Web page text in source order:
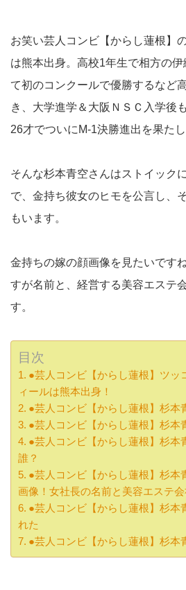
お笑い芸人コンビ【からし蓮根】
は熊本出身。高校1年生で相方の
て初のコンクールで優勝するなど
き、大学進学＆大阪ＮＳＣ入学後
26才でついにM-1決勝進出を果たし
そんな杉本青空さんはストイック
で、金持ち彼女のヒモを公言し、
もいます。
金持ちの嫁の顔画像を見たいです
すが名前と、経営する美容エステ
す。
目次
●芸人コンビ【からし蓮根】ツッ
ィールは熊本出身！
●芸人コンビ【からし蓮根】杉
●芸人コンビ【からし蓮根】杉
●芸人コンビ【からし蓮根】杉
誰？
●芸人コンビ【からし蓮根】杉
画像！女社長の名前と美容エステ会
●芸人コンビ【からし蓮根】杉
れた
●芸人コンビ【からし蓮根】杉